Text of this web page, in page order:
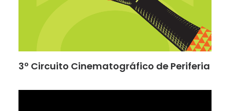
3º Circuito Cinematográfico de Periferia